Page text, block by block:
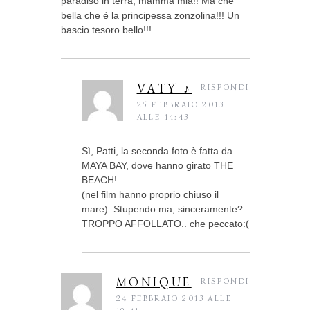
bella che è la principessa zonzolina!!! Un
bascio tesoro bello!!!
VATY ♪
25 FEBBRAIO 2013
ALLE 14:43
Sì, Patti, la seconda foto è fatta da
MAYA BAY, dove hanno girato THE
BEACH!
(nel film hanno proprio chiuso il
mare). Stupendo ma, sinceramente?
TROPPO AFFOLLATO.. che peccato:(
RISPONDI
MONIQUE
24 FEBBRAIO 2013 ALLE
RISPONDI